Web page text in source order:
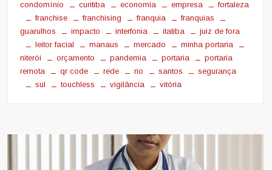
condomínio
curitiba economia empresa
fortaleza
franchise
franchising franquia
franquias
guarulhos
impacto interfonia itatiba
juiz de fora
leitor facial
manaus mercado
minha portaria
niterói
orçamento pandemia portaria
portaria
remota
qr code rede rio santos
segurança
sul
touchless vigilância vitória